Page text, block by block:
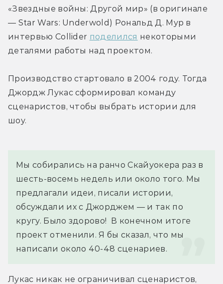
«Звездные войны: Другой мир» (в оригинале
— Star Wars: Underwold) Рональд Д. Мур в
интервью Collider поделился некоторыми
деталями работы над проектом.
Производство стартовало в 2004 году. Тогда
Джордж Лукас сформировал команду
сценаристов, чтобы выбрать истории для
шоу.
Мы собирались на ранчо Скайуокера раз в
шесть-восемь недель или около того. Мы
предлагали идеи, писали истории,
обсуждали их с Джорджем — и так по
кругу. Было здорово!  В конечном итоге
проект отменили. Я бы сказал, что мы
написали около 40-48 сценариев.
Лукас никак не ограничивал сценаристов,